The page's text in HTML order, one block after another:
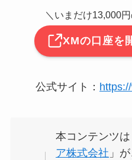
＼いまだけ13,000
XMの口座を
公式サイト：
本コンテンツは
ア株式会社 」